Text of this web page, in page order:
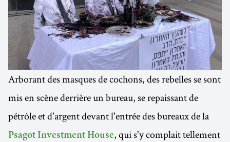
Arborant des masques de cochons, des rebelles se sont
mis en scène derrière un bureau, se repaissant de
pétrôle et d'argent devant l'entrée des bureaux de la
Psagot Investment House, qui s'y complait tellement